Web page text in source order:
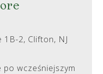
2, Clifton, NJ
po wcześniejszym